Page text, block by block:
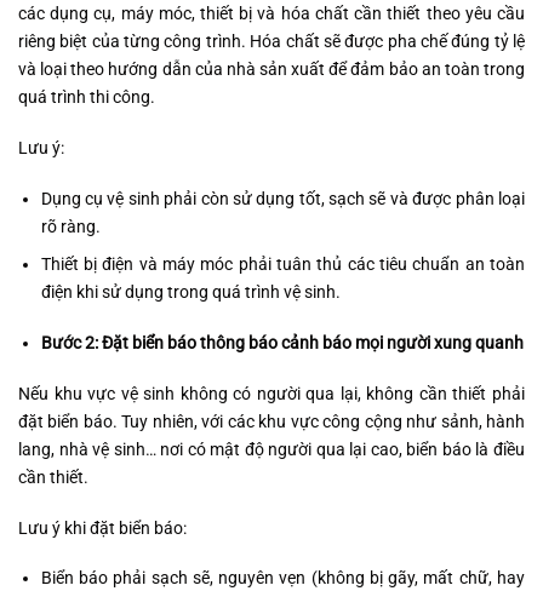
các dụng cụ, máy móc, thiết bị và hóa chất cần thiết theo yêu cầu
riêng biệt của từng công trình. Hóa chất sẽ được pha chế đúng tỷ lệ
và loại theo hướng dẫn của nhà sản xuất để đảm bảo an toàn trong
quá trình thi công.
Lưu ý:
Dụng cụ vệ sinh phải còn sử dụng tốt, sạch sẽ và được phân loại
rõ ràng.
Thiết bị điện và máy móc phải tuân thủ các tiêu chuẩn an toàn
điện khi sử dụng trong quá trình vệ sinh.
Bước 2: Đặt biển báo thông báo cảnh báo mọi người xung quanh
Nếu khu vực vệ sinh không có người qua lại, không cần thiết phải
đặt biển báo. Tuy nhiên, với các khu vực công cộng như sảnh, hành
lang, nhà vệ sinh… nơi có mật độ người qua lại cao, biển báo là điều
cần thiết.
Lưu ý khi đặt biển báo:
Biển báo phải sạch sẽ, nguyên vẹn (không bị gãy, mất chữ, hay